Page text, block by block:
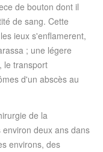
de bouton dont il
de sang. Cette
ieux s'enflamerent,
; une légere
le transport
d'un abscès au
de la
deux ans dans
environs, des